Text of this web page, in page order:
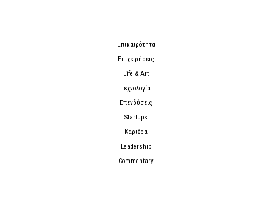
Επικαιρότητα
Επιχειρήσεις
Life & Art
Τεχνολογία
Επενδύσεις
Startups
Καριέρα
Leadership
Commentary